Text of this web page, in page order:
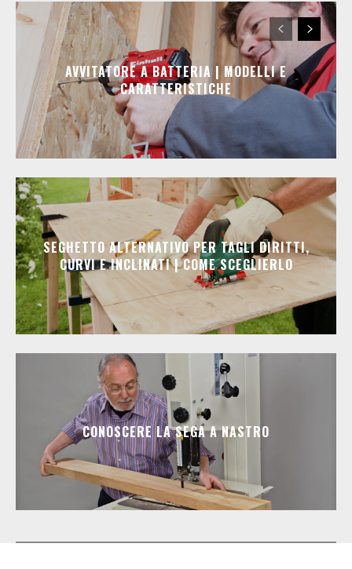
AVVITATORE A BATTERIA | MODELLI E
CARATTERISTICHE
SEGHETTO ALTERNATIVO PER TAGLI DIRITTI,
CURVI E INCLINATI | COME SCEGLIERLO
CONOSCERE LA SEGA A NASTRO